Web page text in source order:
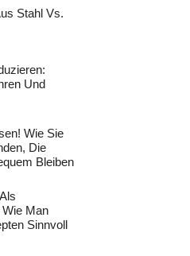
Stahl Vs.
Und
Wie Sie
Die
Bleiben
Man
Sinnvoll